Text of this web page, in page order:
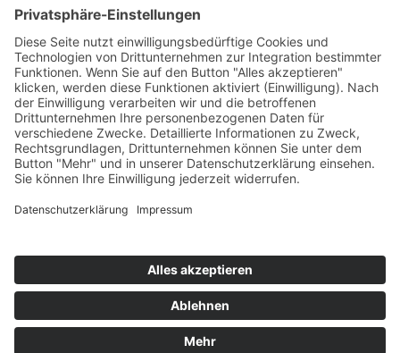
Objekte und ihre Geschichte
ÜBER UNS
Kontakt
Impressum
Datenschutz
© 2026 Hallesches Salinemuseum e.V.
Gestaltung und Umsetzung:LIXX CONSULT & VENTURES
GmbH